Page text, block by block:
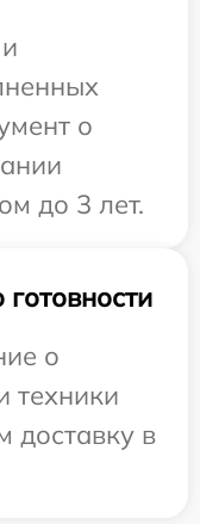
о
до 3 лет.
о
техники
доставку в